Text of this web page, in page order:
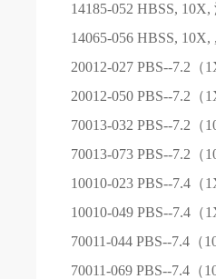
14185-052 HBSS,
14065-056 HBSS,
20012-027 PBS--7.2（
20012-050 PBS--7.2（
70013-032 PBS--7.2（
70013-073 PBS--7.2（
10010-023 PBS--7.4（
10010-049 PBS--7.4（
70011-044 PBS--7.4（
70011-069 PBS--7.4（